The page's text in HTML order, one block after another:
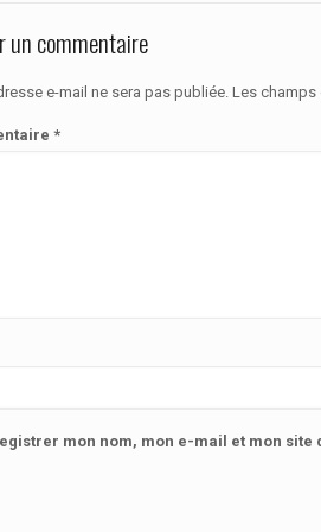
un commentaire
e-mail ne sera pas publiée. Les
*
mon nom, mon e-mail et mon